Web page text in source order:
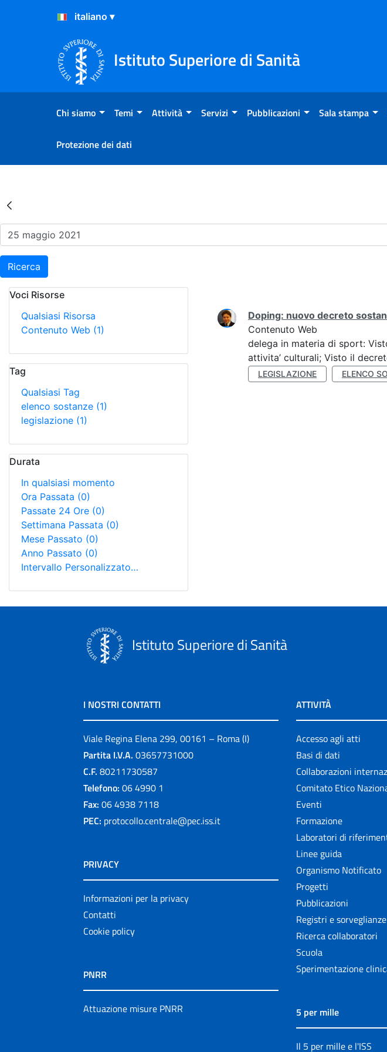
Salta al Contenuto
Salta al Footer
Istituto Superiore di Sanità
Chi siamo Temi Attività Servizi Pubblicazioni Sala stampa
Protezione dei dati
Risultati della Ricerca - Eventi
Ricerca
Voci Risorse
Qualsiasi Risorsa
Contenuto Web (1)
Tag
Qualsiasi Tag
elenco sostanze (1)
legislazione (1)
Durata
In qualsiasi momento
Ora Passata (0)
Passate 24 Ore (0)
Settimana Passata (0)
Mese Passato (0)
Anno Passato (0)
Intervallo Personalizzato…
Ricerca
Doping: nuovo decreto
Contenuto Web
delega in materia di sport:
attivita’ culturali; Visto il
LEGISLAZIONE ELENCO
Istituto Superiore di Sanità
I NOSTRI CONTATTI
Viale Regina Elena 299, 00161 – Roma (I)
Partita I.V.A. 03657731000
C.F. 80211730587
Telefono: 06 4990 1
Fax: 06 4938 7118
PEC: protocollo.centrale@pec.iss.it
PRIVACY
Informazioni per la privacy
Contatti
Cookie policy
PNRR
Attuazione misure PNRR
ATTIVITÀ
Accesso agli atti
Basi di dati
Collaborazioni
Comitato Etico
Eventi
Formazione
Laboratori di
Linee guida
Organismo Notificato
Progetti
Pubblicazioni
Registri e sorveglianze
Ricerca collaboratori
Scuola
Sperimentazione
5 per mille
Il 5 per mille e l'ISS